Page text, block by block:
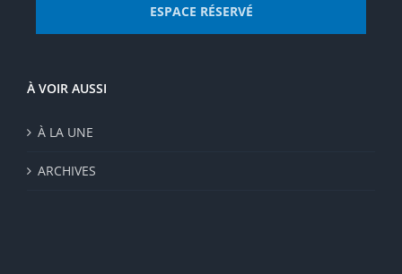
ESPACE RÉSERVÉ
À VOIR AUSSI
À LA UNE
ARCHIVES